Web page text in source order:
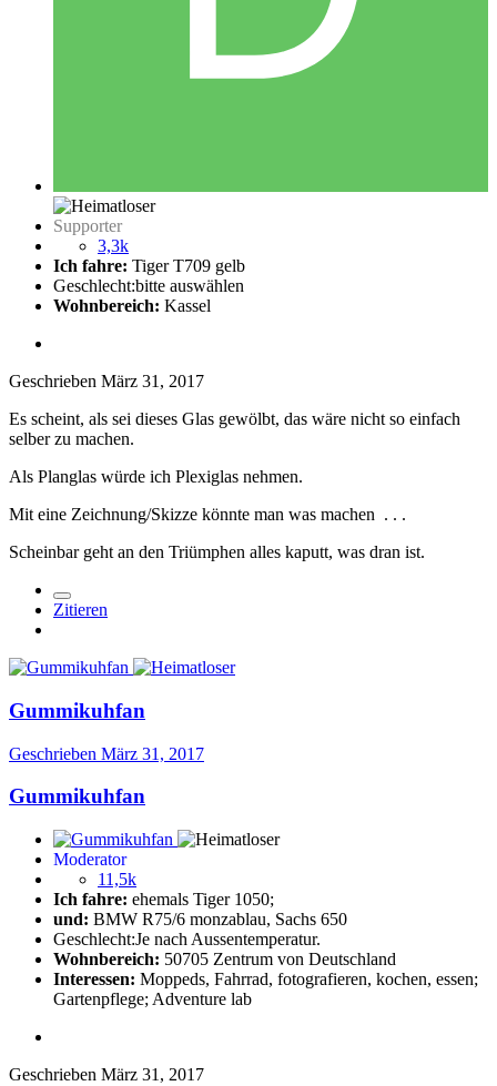
Supporter
3,3k
Ich fahre: Tiger T709 gelb
Geschlecht:bitte auswählen
Wohnbereich: Kassel
Geschrieben März 31, 2017
Es scheint, als sei dieses Glas gewölbt, das wäre nicht so einfach
selber zu machen.
Als Planglas würde ich Plexiglas nehmen.
Mit eine Zeichnung/Skizze könnte man was machen . . .
Scheinbar geht an den Triümphen alles kaputt, was dran ist.
Zitieren
Gummikuhfan
Geschrieben März 31, 2017
Gummikuhfan
Moderator
11,5k
Ich fahre: ehemals Tiger 1050;
und: BMW R75/6 monzablau, Sachs 650
Geschlecht:Je nach Aussentemperatur.
Wohnbereich: 50705 Zentrum von Deutschland
Interessen: Moppeds, Fahrrad, fotografieren, kochen, essen;
Gartenpflege; Adventure lab
Geschrieben März 31, 2017